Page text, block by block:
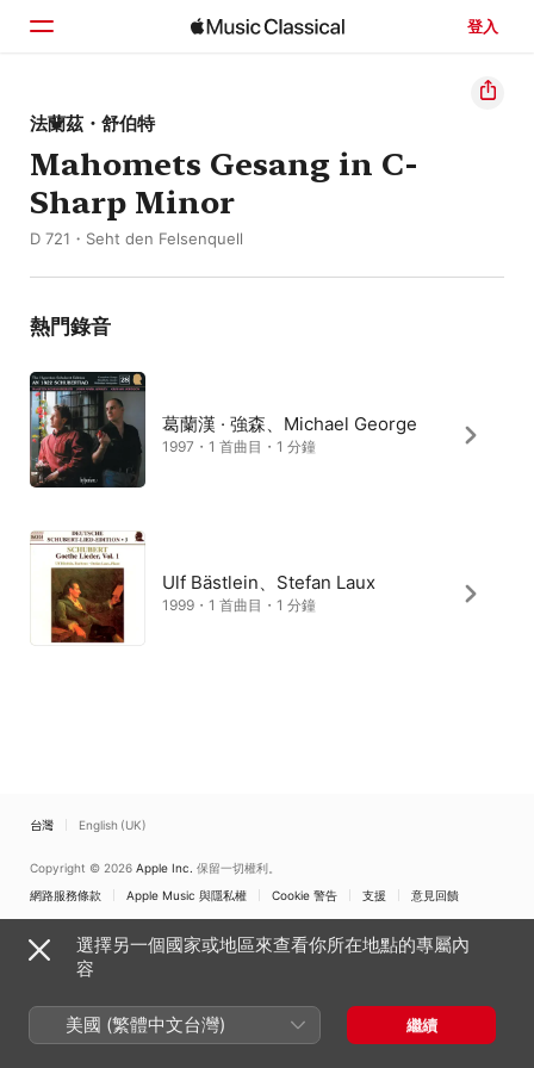
登入
首頁
瀏覽
搜尋
法蘭茲・舒伯特
Mahomets Gesang in C-
Sharp Minor
D 721・Seht den Felsenquell
熱門錄音
葛蘭漢 · 強森、Michael George
1997・1 首曲目・1 分鐘
Ulf Bästlein、Stefan Laux
1999・1 首曲目・1 分鐘
台灣 English (UK)
Copyright © 2026 Apple Inc. 保留一切權利。
網路服務條款
Apple Music 與隱私權 Cookie 警告 支援 意見回饋
選擇另一個國家或地區來查看你所在地點的專屬內
容
美國 (繁體中文台灣) 繼續